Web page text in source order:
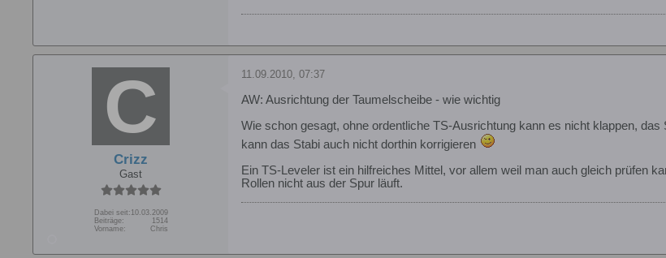
Crizz
Gast
Dabei seit: 10.03.2009
Beiträge:
1514
Vorname:
Chris
11.09.2010, 07:37
AW: Ausrichtung der Taumelscheibe - wie wichtig
Wie schon gesagt, ohne ordentliche TS-Ausrichtung kann es nicht klappen,
kann das Stabi auch nicht dorthin korrigieren
Ein TS-Leveler ist ein hilfreiches Mittel, vor allem weil man auch gleich prüfen
Rollen nicht aus der Spur läuft.